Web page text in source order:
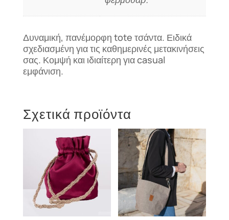
Δυναμική, πανέμορφη tote τσάντα. Ειδικά
σχεδιασμένη για τις καθημερινές μετακινήσεις
σας. Κομψή και ιδιαίτερη για casual
εμφάνιση.
Σχετικά προϊόντα